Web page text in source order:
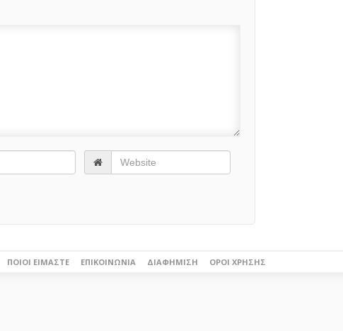
ΠΟΙΟΙ ΕΊΜΑΣΤΕ ΕΠΙΚΟΙΝΩΝΊΑ ΔΙΑΦΉΜΙΣΗ ΌΡΟΙ ΧΡΉΣΗΣ